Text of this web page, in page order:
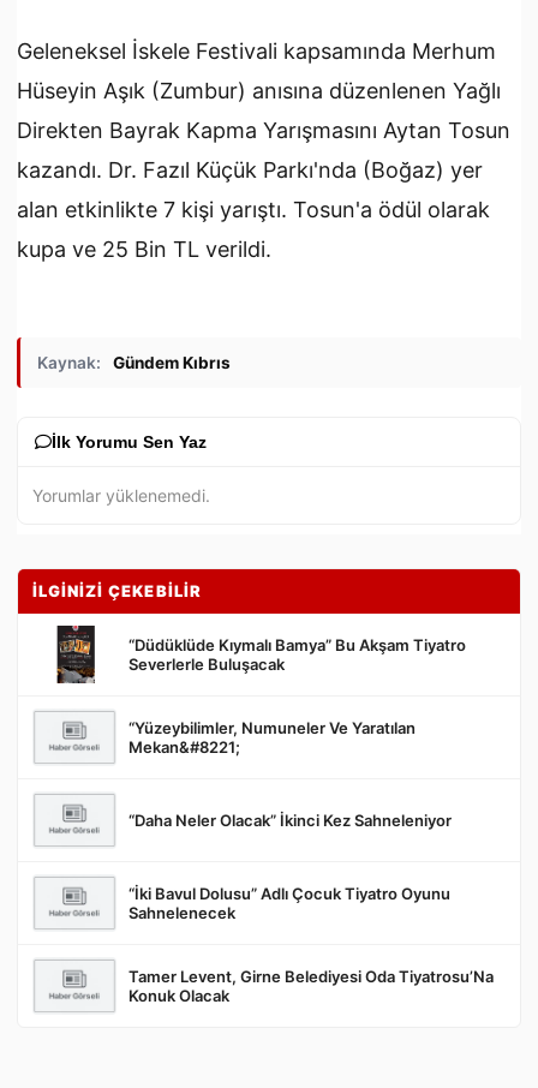
Geleneksel İskele Festivali kapsamında Merhum
Hüseyin Aşık (Zumbur) anısına düzenlenen Yağlı
Direkten Bayrak Kapma Yarışmasını Aytan Tosun
kazandı. Dr. Fazıl Küçük Parkı'nda (Boğaz) yer
alan etkinlikte 7 kişi yarıştı. Tosun'a ödül olarak
kupa ve 25 Bin TL verildi.
Kaynak: Gündem Kıbrıs
İlk Yorumu Sen Yaz
Gönder
Yorumlar yüklenemedi.
İLGİNİZİ ÇEKEBİLİR
“Düdüklüde Kıymalı Bamya” Bu Akşam Tiyatro
Severlerle Buluşacak
“Yüzeybilimler, Numuneler Ve Yaratılan
Mekan&#8221;
“Daha Neler Olacak” İkinci Kez Sahneleniyor
“İki Bavul Dolusu” Adlı Çocuk Tiyatro Oyunu
Sahnelenecek
Tamer Levent, Girne Belediyesi Oda Tiyatrosu’Na
Konuk Olacak